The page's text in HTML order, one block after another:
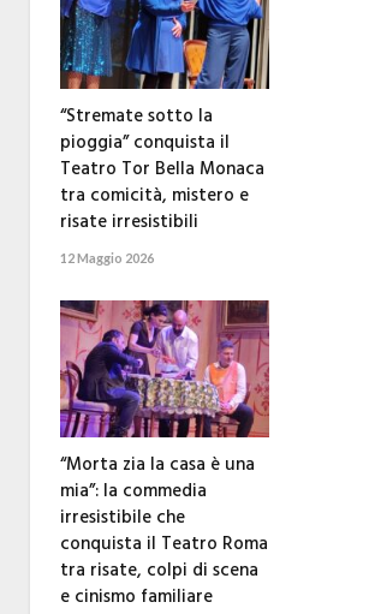
“Stremate sotto la
pioggia” conquista il
Teatro Tor Bella Monaca
tra comicità, mistero e
risate irresistibili
12 Maggio 2026
“Morta zia la casa è una
mia”: la commedia
irresistibile che
conquista il Teatro Roma
tra risate, colpi di scena
e cinismo familiare